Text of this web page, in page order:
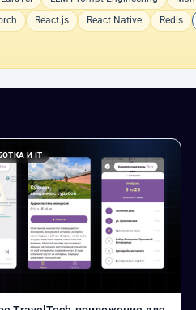
React.js React Native Redis
И IT